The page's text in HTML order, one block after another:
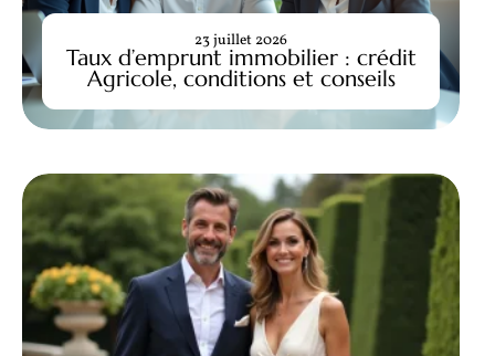
Taux d’emprunt immobilier : crédit
Agricole, conditions et conseils
23 juillet 2026